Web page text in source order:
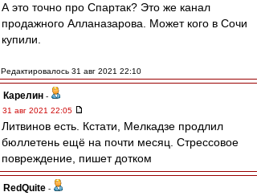
А это точно про Спартак? Это же канал
продажного Алланазарова. Может кого в Сочи
купили.
Редактировалось 31 авг 2021 22:10
Карелин -
31 авг 2021 22:05
Литвинов есть. Кстати, Мелкадзе продлил
бюллетень ещё на почти месяц. Стрессовое
повреждение, пишет дотком
RedQuite -